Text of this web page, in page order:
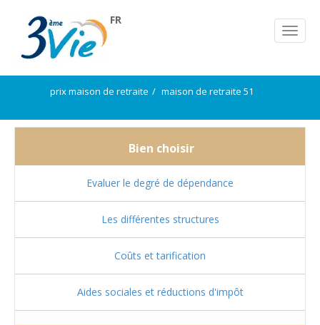
FR
prix maison de retraite maison de retraite 51
Bien choisir
Evaluer le degré de dépendance
Les différentes structures
Coûts et tarification
Aides sociales et réductions d'impôt